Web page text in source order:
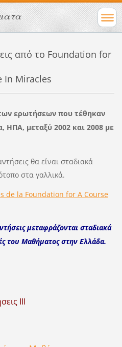
από το Foundation for
In Miracles
ερωτήσεων που τέθηκαν
ΗΠΑ, μεταξύ 2002 και 2008 με
θα είναι σταδιακά
στα γαλλικά.
de la Foundation for A Course
μεταφράζονται σταδιακά
του Μαθήματος στην Ελλάδα.
ΙΙΙ